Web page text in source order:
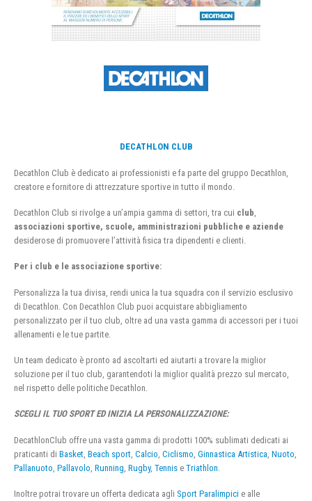
DECATHLON CLUB
Decathlon Club è dedicato ai professionisti e fa parte del gruppo Decathlon,
creatore e fornitore di attrezzature sportive in tutto il mondo.
Decathlon Club si rivolge a un’ampia gamma di settori, tra cui club
associazioni sportive, scuole, amministrazioni pubbliche e aziende
desiderose di promuovere l’attività fisica tra dipendenti e clienti.
Per i club e le associazione sportive:
Personalizza la tua divisa, rendi unica la tua squadra con il servizio esclusivo
di Decathlon. Con Decathlon Club puoi acquistare abbigliamento
personalizzato per il tuo club, oltre ad una vasta gamma di accessori per i tuoi
allenamenti e le tue partite.
Un team dedicato è pronto ad ascoltarti ed aiutarti a trovare la miglior
soluzione per il tuo club, garantendoti la miglior qualità prezzo sul mercato,
nel rispetto delle politiche Decathlon.
SCEGLI IL TUO SPORT ED INIZIA LA PERSONALIZZAZIONE:
DecathlonClub offre una vasta gamma di prodotti 100% sublimati dedicati ai
praticanti di Basket Beach sport Calcio Ciclismo Ginnastica Artistica Nuoto
Pallanuoto Pallavolo Running Rugby, Tennis e Triathlon
Inoltre potrai trovare un offerta dedicata agli Sport Paralimpici e alle